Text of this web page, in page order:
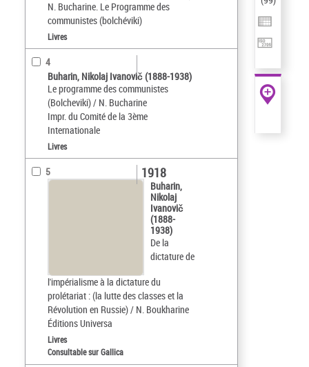
N. Bucharine. Le Programme des
communistes (bolchéviki)
Livres
4
Buharin, Nikolaj Ivanovič (1888-1938)
Le programme des communistes
(Bolcheviki) / N. Bucharine
Impr. du Comité de la 3ème
Internationale
Livres
5
Buharin,
Nikolaj
Ivanovič
(1888-
1938)
De la
dictature de
l'impérialisme à la dictature du
prolétariat : (la lutte des classes et la
Révolution en Russie) / N. Boukharine
Éditions Universa
1918
Livres
Consultable sur Gallica